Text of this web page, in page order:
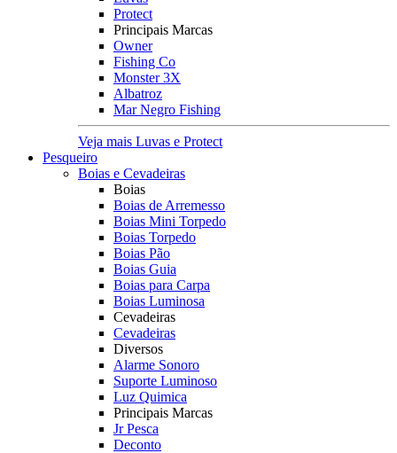
Protect
Principais Marcas
Owner
Fishing Co
Monster 3X
Albatroz
Mar Negro Fishing
Veja mais Luvas e Protect
Pesqueiro
Boias e Cevadeiras
Boias
Boias de Arremesso
Boias Mini Torpedo
Boias Torpedo
Boias Pão
Boias Guia
Boias para Carpa
Boias Luminosa
Cevadeiras
Cevadeiras
Diversos
Alarme Sonoro
Suporte Luminoso
Luz Quimica
Principais Marcas
Jr Pesca
Deconto